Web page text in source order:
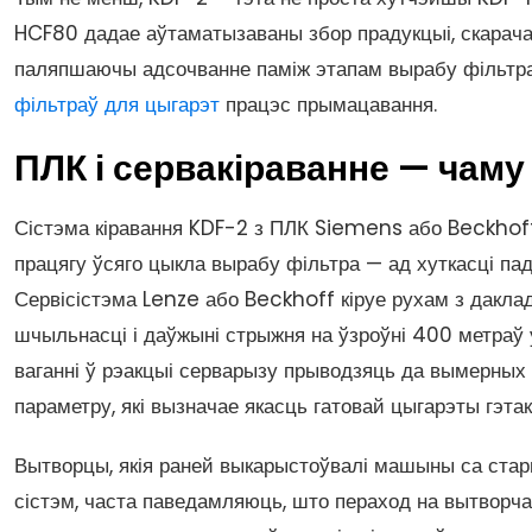
HCF80 дадае аўтаматызаваны збор прадукцыі,
паляпшаючы адсочванне паміж этапам вырабу
фільтраў для цыгарэт працэс прымацавання.
ПЛК і сервакіраванне —
Сістэма кіравання KDF-2 з ПЛК Siemens або
працягу ўсяго цыкла вырабу фільтра — ад хуткасці
Сервісістэма Lenze або Beckhoff кіруе рухам з
шчыльнасці і даўжыні стрыжня на ўзроўні 400 метраў
ваганні ў рэакцыі серварызу прыводзяць да
параметру, які вызначае якасць гатовай цыгарэты
Вытворцы, якія раней выкарыстоўвалі машыны са
сістэм, часта паведамляюць, што пераход на